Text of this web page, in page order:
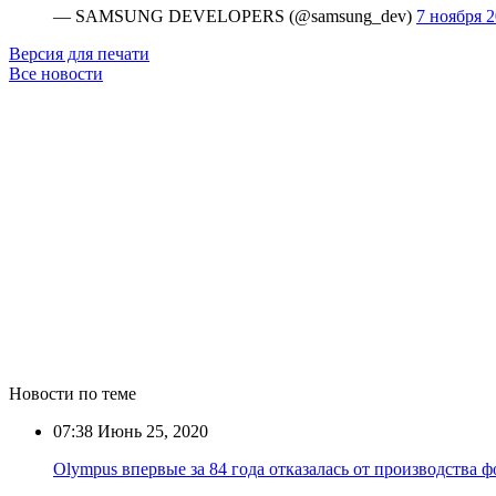
— SAMSUNG DEVELOPERS (@samsung_dev) 7 ноября
Версия для печати
Все новости
Новости по теме
07:38 Июнь 25, 2020
Olympus впервые за 84 года отказалась от производства